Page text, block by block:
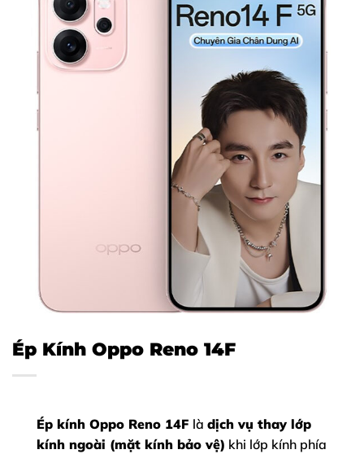
Ép Kính Oppo Reno 14F
Ép kính Oppo Reno 14F là dịch vụ thay lớp
kính ngoài (mặt kính bảo vệ) khi lớp kính phía